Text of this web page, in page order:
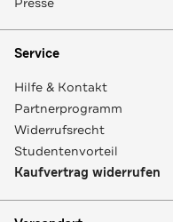
Service
Hilfe & Kontakt
Partnerprogramm
Widerrufsrecht
Studentenvorteil
Kaufvertrag widerrufen